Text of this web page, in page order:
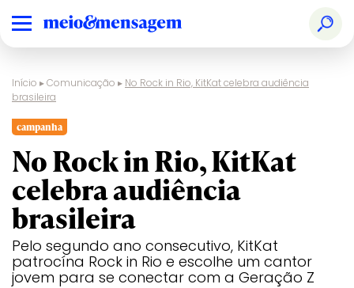
Início ▸Comunicação ▸ No Rock in Rio, KitKat celebra audiência
brasileira
campanha
No Rock in Rio, KitKat
celebra audiência
brasileira
Pelo segundo ano consecutivo, KitKat
patrocína Rock in Rio e escolhe um cantor
jovem para se conectar com a Geração Z